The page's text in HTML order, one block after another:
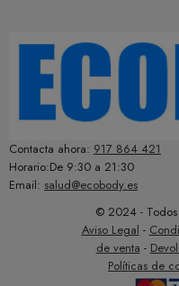
Contacta ahora: 917 864 421
Horario:De 9:30 a 21:30
Email: salud@ecobody.es
© 2024 - Todos
Aviso Legal -
de venta -
Políticas de